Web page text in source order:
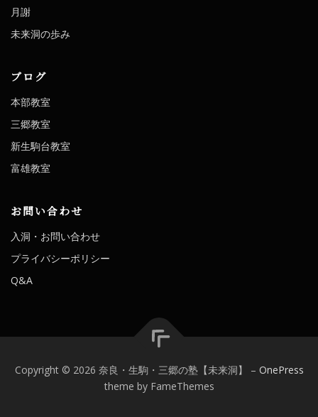
月謝
未来洞の歩み
ブログ
本部教室
三郷教室
新生駒台教室
富雄教室
お問い合わせ
入洞・お問い合わせ
プライバシーポリシー
Q&A
Copyright © 2026 奈良・生駒・三郷の塾【未来洞】 – OnePress
theme by FameThemes